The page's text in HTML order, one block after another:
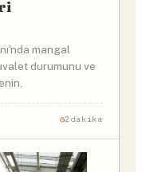
mangal
durumunu ve
2dakika